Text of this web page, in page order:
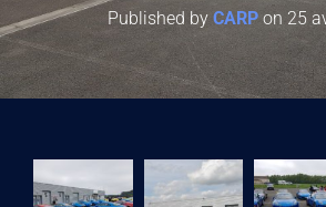
Published by CARP on 25